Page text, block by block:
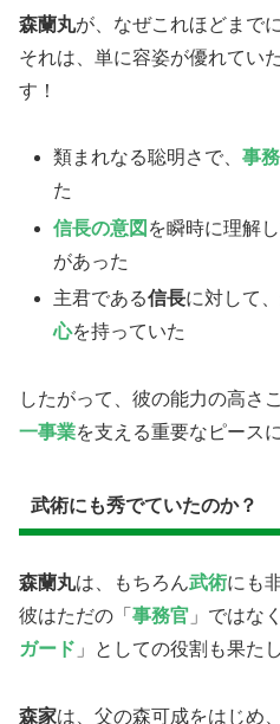
森蘭丸が、なぜこれほどまでに
それは、単に容姿が優れてい
す！
​類まれなる聡明さで、事
た
​信長の意図 を瞬時に理解
があった
​主君である信長に対して
心を持っていた
したがって、彼の能力の高さ
一事業を支える重要なピース
武術にも秀でていたのか？
森蘭丸は、もちろん武術にも
彼はただの「 事務官 」ではなく
ガード 」としての役割も果た
​森家は、父の森可成をはじめ